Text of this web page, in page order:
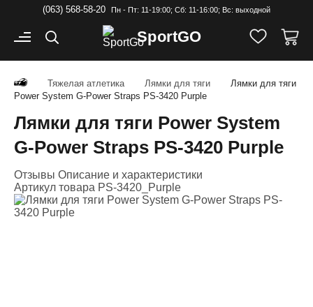
(063) 568-58-20 Пн - Пт: 11-19:00; Cб: 11-16:00; Вс: выходной
SportGO
Тяжелая атлетика Лямки для тяги
Лямки для тяги
Power System G-Power Straps PS-3420 Purple
Лямки для тяги Power System
G-Power Straps PS-3420 Purple
Отзывы Описание и характеристики
Артикул товара PS-3420_Purple